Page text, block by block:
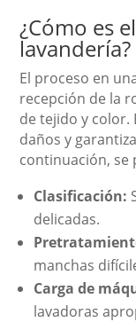
¿Cómo es
lavandería?
El proceso en
recepción de la
de tejido y color.
daños y
continuación, se
Clasificación:
delicadas.
manchas
Carga de
lavadoras